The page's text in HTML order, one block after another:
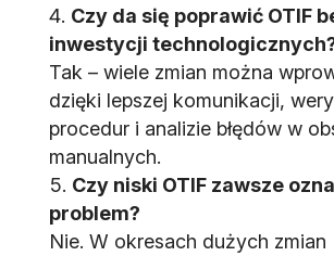
Czy da się poprawić OTIF
inwestycji
Tak – wiele zmian można
dzięki lepszej komunikacji,
procedur i analizie błędów w
manualnych.
Czy niski OTIF zawsze
problem?
Nie. W okresach dużych zmian